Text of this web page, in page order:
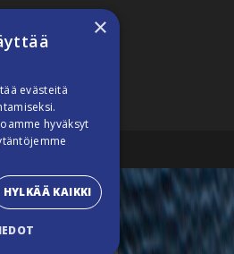
© 2026
×
evästeitä
hyväksyt
HYLKÄÄ KAIKKI